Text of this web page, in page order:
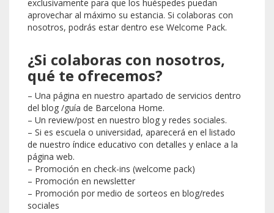
exclusivamente para que los huéspedes puedan
aprovechar al máximo su estancia. Si colaboras con
nosotros, podrás estar dentro ese Welcome Pack.
¿Si colaboras con nosotros,
qué te ofrecemos?
– Una página en nuestro apartado de servicios dentro
del blog /guía de Barcelona Home.
– Un review/post en nuestro blog y redes sociales.
– Si es escuela o universidad, aparecerá en el listado
de nuestro índice educativo con detalles y enlace a la
página web.
– Promoción en check-ins (welcome pack)
– Promoción en newsletter
– Promoción por medio de sorteos en blog/redes
sociales